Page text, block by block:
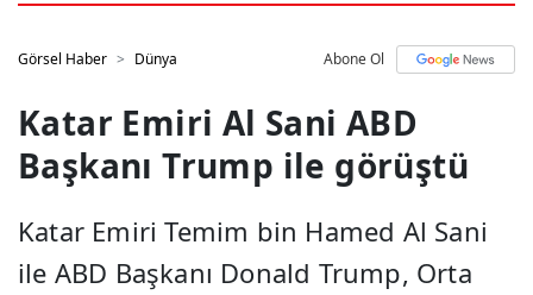
Görsel Haber Dünya Abone Ol
Katar Emiri Al Sani ABD
Başkanı Trump ile görüştü
Katar Emiri Temim bin Hamed Al Sani
ile ABD Başkanı Donald Trump, Orta